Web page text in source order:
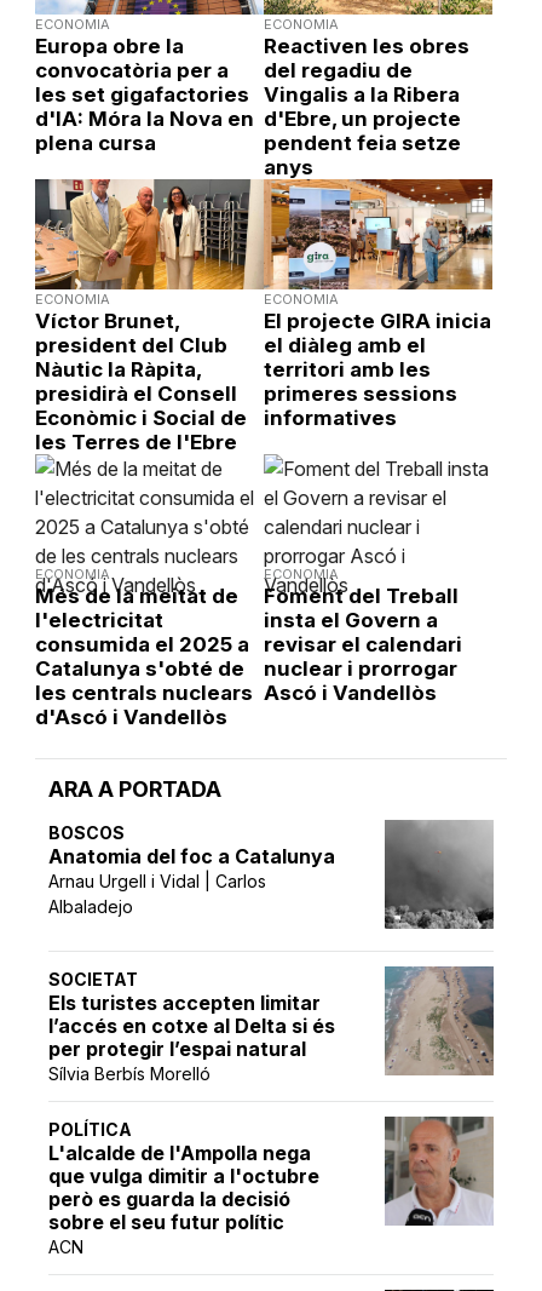
ARA A PORTADA
BOSCOS
Anatomia del foc a Catalunya
Arnau Urgell i Vidal | Carlos
Albaladejo
SOCIETAT
Els turistes accepten limitar
l’accés en cotxe al Delta si és
per protegir l’espai natural
Sílvia Berbís Morelló
POLÍTICA
L'alcalde de l'Ampolla nega
que vulga dimitir a l'octubre
però es guarda la decisió
sobre el seu futur polític
ACN
ECONOMIA
Europa obre la
convocatòria per a
les set gigafactories
d'IA: Móra la Nova en
plena cursa
ECONOMIA
Reactiven les obres
del regadiu de
Vingalis a la Ribera
d'Ebre, un projecte
pendent feia setze
anys
ECONOMIA
Víctor Brunet,
president del Club
Nàutic la Ràpita,
presidirà el Consell
Econòmic i Social de
les Terres de l'Ebre
ECONOMIA
El projecte GIRA inicia
el diàleg amb el
territori amb les
primeres sessions
informatives
ECONOMIA
Més de la meitat de
l'electricitat
consumida el 2025 a
Catalunya s'obté de
les centrals nuclears
d'Ascó i Vandellòs
ECONOMIA
Foment del Treball
insta el Govern a
revisar el calendari
nuclear i prorrogar
Ascó i Vandellòs